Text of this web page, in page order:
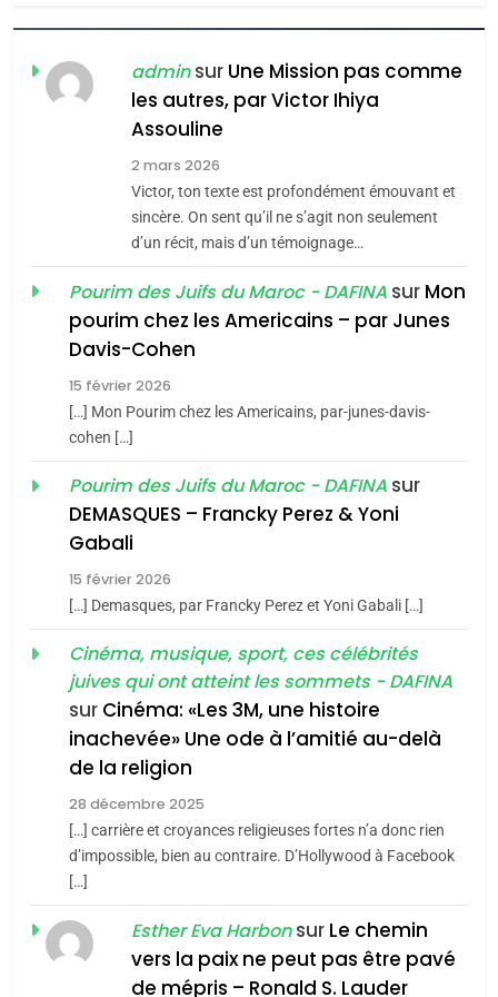
CE QUI NOUS MANQUE –
Jacques Hadida
JUDAISME
Maroc : Les amandes de
Tafraout, le miel de Tadla
Azilal consacrés produits
du terroir
DAFINA MAROC
Oeil ravageur – Vanessa
De Loya Stauber
«Tu dis génocide, je dis
guerre»: La nouvelle
Tout sur la Nostalgie
SOUVENIRS
l’alliance pourrait
s’étendre à 13 pays
d’Amérique latine
ISRAÉL JUDAISME
2025, l’année la plus
meurtrière selon le
rapport d’ADL contre
FRANCE ISRAÉL
adminsur Une Mission pas comme
les autres, par Victor Ihiya
Assouline
2 mars 2026
Victor, ton texte est profondément émouvant et
sincère. On sent qu’il ne s’agit non seulement
d’un récit, mais d’un témoignage…
Pourim des Juifs du Maroc - DAFINA sur Mon
pourim chez les Americains – par Junes
Davis-Cohen
15 février 2026
[…] Mon Pourim chez les Americains, par-junes-davis-
cohen […]
Pourim des Juifs du Maroc - DAFINA sur
DEMASQUES – Francky Perez & Yoni
Gabali
15 février 2026
[…] Demasques, par Francky Perez et Yoni Gabali […]
Cinéma, musique, sport, ces célébrités
juives qui ont atteint les sommets - DAFINA
sur Cinéma: «Les 3M, une histoire
inachevée» Une ode à l’amitié au-delà
de la religion
28 décembre 2025
[…] carrière et croyances religieuses fortes n’a donc rien
d’impossible, bien au contraire. D’Hollywood à Facebook
[…]
Esther Eva Harbonsur Le chemin
vers la paix ne peut pas être pavé
de mépris – Ronald S. Lauder
2025, l’année la plus
d’ADL contre
l’antisémitisme
FRANCE ISRAÉL
POURQUOI JE REVENDIQUE
Zrihen-Dvir
CE QUI NOUS MANQUE –
Jacques Hadida
JUDAISME
Maroc : Les amandes de
Azilal consacrés produits
du terroir
DAFINA MAROC